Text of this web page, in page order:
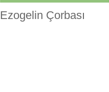
Ezogelin Çorbası